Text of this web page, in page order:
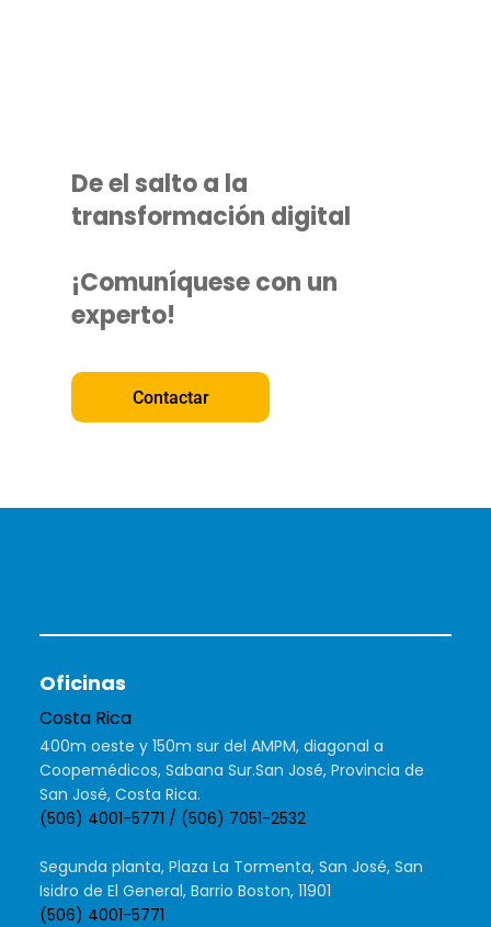
De el salto a la
transformación digital
¡Comuníquese con un
experto!
Contactar
Oficinas
Costa Rica
400m oeste y 150m sur del AMPM, diagonal a
Coopemédicos, Sabana Sur.San José, Provincia de
San José, Costa Rica.
(506) 4001-5771 / (506) 7051-2532
Segunda planta, Plaza La Tormenta, San José, San
Isidro de El General, Barrio Boston, 11901
(506) 4001-5771